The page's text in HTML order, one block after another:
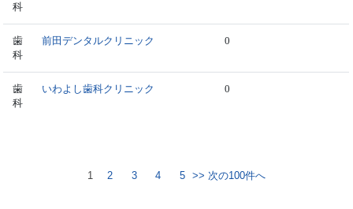
科
歯
科
前田デンタルクリニック 0
歯
科
いわよし歯科クリニック 0
1 2 3 4 5 >> 次の100件へ